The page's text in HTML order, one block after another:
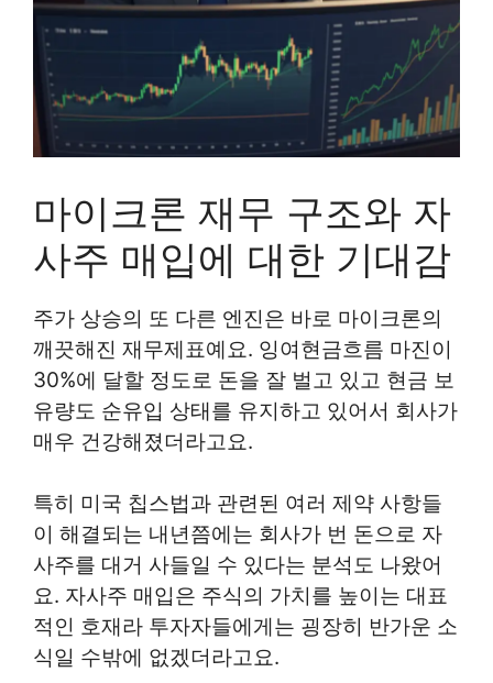
마이크론 재무 구조와 자
사주 매입에 대한 기대감
주가 상승의 또 다른 엔진은 바로 마이크론의
깨끗해진 재무제표예요. 잉여현금흐름 마진이
30%에 달할 정도로 돈을 잘 벌고 있고 현금 보
유량도 순유입 상태를 유지하고 있어서 회사가
매우 건강해졌더라고요.
특히 미국 칩스법과 관련된 여러 제약 사항들
이 해결되는 내년쯤에는 회사가 번 돈으로 자
사주를 대거 사들일 수 있다는 분석도 나왔어
요. 자사주 매입은 주식의 가치를 높이는 대표
적인 호재라 투자자들에게는 굉장히 반가운 소
식일 수밖에 없겠더라고요.